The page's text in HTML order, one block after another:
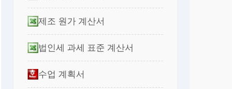
제조 원가 계산서
법인세 과세 표준 계산서
수업 계획서